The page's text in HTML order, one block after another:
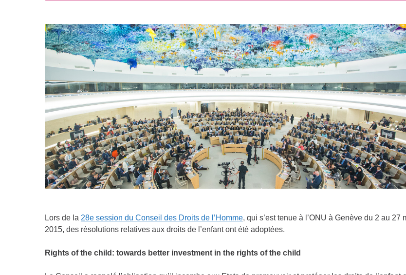
Lors de la 28e session du Conseil des Droits de l’Homme, qui s’est tenue à l’ONU à Genève du 2 au 27
2015, des résolutions relatives aux droits de l’enfant ont été adoptées.
Rights of the child: towards better investment in the rights of the child